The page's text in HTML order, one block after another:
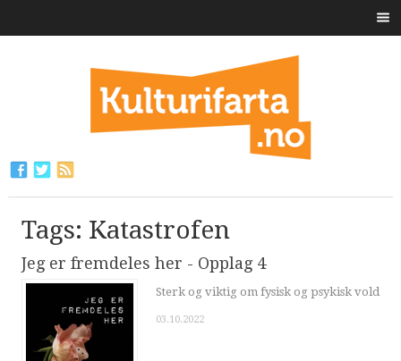
Tags: Katastrofen
Jeg er fremdeles her - Opplag 4
Sterk og viktig om fysisk og psykisk vold
03.10.2022